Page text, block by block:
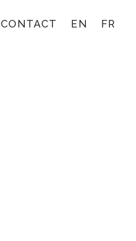
CONTACT EN FR